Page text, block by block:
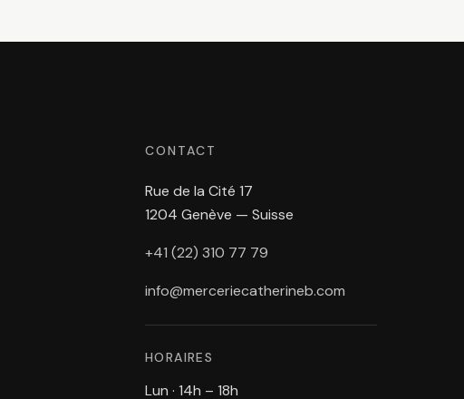
CONTACT
Rue de la Cité 17
1204 Genève — Suisse
+41 (22) 310 77 79
info@merceriecatherineb.com
HORAIRES
Lun · 14h – 18h